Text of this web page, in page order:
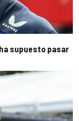
supuesto pasar